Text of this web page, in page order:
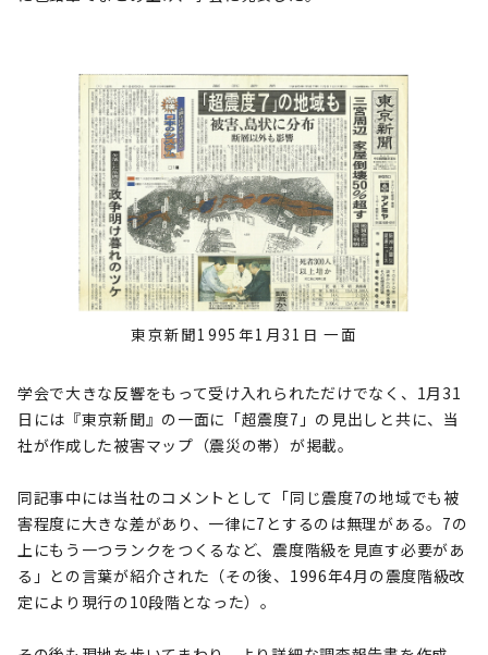
東京新聞1995年1月31日 一面
学会で大きな反響をもって受け入れられただけでなく、1月31
日には『東京新聞』の一面に「超震度7」の見出しと共に、当
社が作成した被害マップ（震災の帯）が掲載。
同記事中には当社のコメントとして「同じ震度7の地域でも被
害程度に大きな差があり、一律に7とするのは無理がある。7の
上にもう一つランクをつくるなど、震度階級を見直す必要があ
る」との言葉が紹介された（その後、1996年4月の震度階級改
定により現行の10段階となった）。